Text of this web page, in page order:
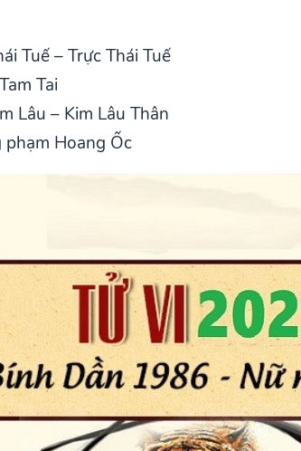
Tuế – Trực Thái Tuế
Tai
Lâu – Kim Lâu Thân
Hoang Ốc